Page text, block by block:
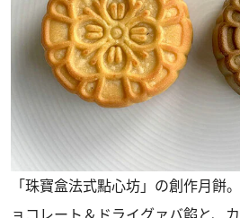
「珠寶盒法式點心坊」の創作月餅